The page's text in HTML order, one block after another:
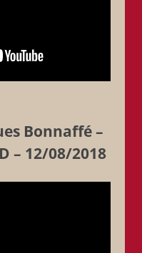
Bonnaffé –
– 12/08/2018